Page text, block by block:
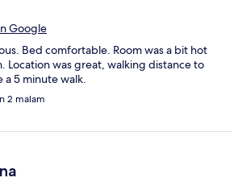
Google
Bed comfortable. Room was a bit hot
Location was great, walking distance to
a 5 minute walk.
2 malam